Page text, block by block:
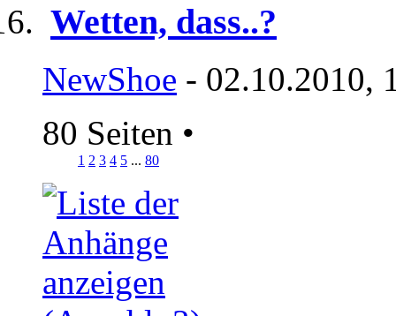
Wetten, dass..?
NewShoe - 02.10.2010,
80 Seiten •
1 2 3 4 5 ... 80